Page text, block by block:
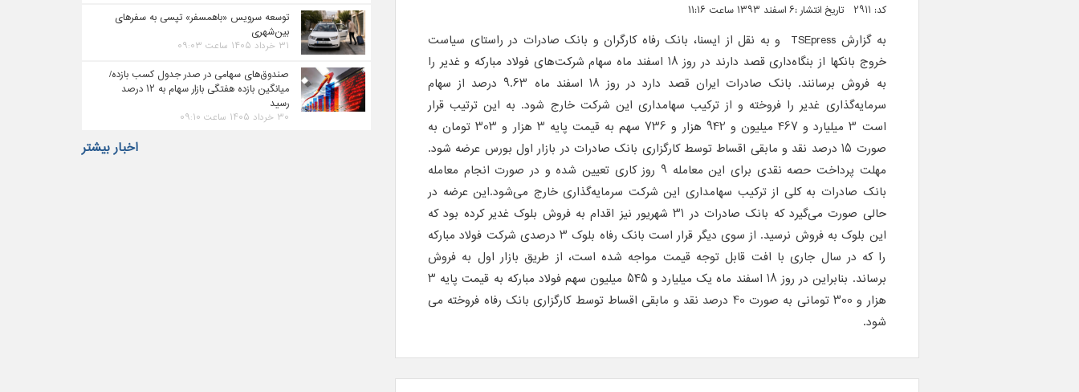
کد: 2911 تاریخ انتشار :۶ اسفند ۱۳۹۳ ساعت ۱۱:۱۶
به گزارش TSEpress و به نقل از ایسنا، بانک رفاه کارگران و بانک صادرات در راستای سیاست
خروج بانکها از بنگاه‌داری قصد دارند در روز 18 اسفند ماه سهام شرکت‌های فولاد مبارکه و غدیر را
به فروش برسانند. بانک صادرات ایران قصد دارد در روز 18 اسفند ماه 9.63 درصد از سهام
سرمایه‌گذاری غدیر را فروخته و از ترکیب سهامداری این شرکت خارج شود. به این ترتیب قرار
است 3 میلیارد و 467 میلیون و 942 هزار و 736 سهم به قیمت پایه 3 هزار و 303 تومان به
صورت 15 درصد نقد و مابقی اقساط توسط کارگزاری بانک صادرات در بازار اول بورس عرضه شود.
مهلت پرداخت حصه نقدی برای این معامله 9 روز کاری تعیین شده و در صورت انجام معامله
بانک صادرات به کلی از ترکیب سهامداری این شرکت سرمایه‌گذاری خارج می‌شود.این عرضه در
حالی صورت می‌گیرد که بانک صادرات در 31 شهریور نیز اقدام به فروش بلوک غدیر کرده بود که
این بلوک به فروش نرسید. از سوی دیگر قرار است بانک رفاه بلوک 3 درصدی شرکت فولاد مبارکه
را که در سال جاری با افت قابل توجه قیمت مواجه شده است، از طریق بازار اول به فروش
برساند. بنابراین در روز 18 اسفند ماه یک میلیارد و 545 میلیون سهم فولاد مبارکه به قیمت پایه 3
هزار و 300 تومانی به صورت 40 درصد نقد و مابقی اقساط توسط کارگزاری بانک رفاه فروخته می
شود.
توسعه سرویس «باهمسفر» تپسی به سفرهای
بین‌شهری
۳۱ خرداد ۱۴۰۵ ساعت ۰۹:۰۳
صندوق‌های سهامی در صدر جدول کسب بازده/
میانگین بازده هفتگی بازار سهام به ۱۲ درصد
رسید
۳۰ خرداد ۱۴۰۵ ساعت ۰۹:۱۰
اخبار بیشتر